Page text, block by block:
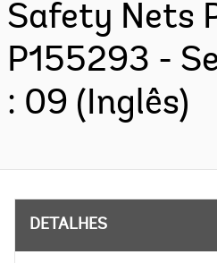
Safety Nets
P155293 -
: 09 (Inglês)
DETALHES